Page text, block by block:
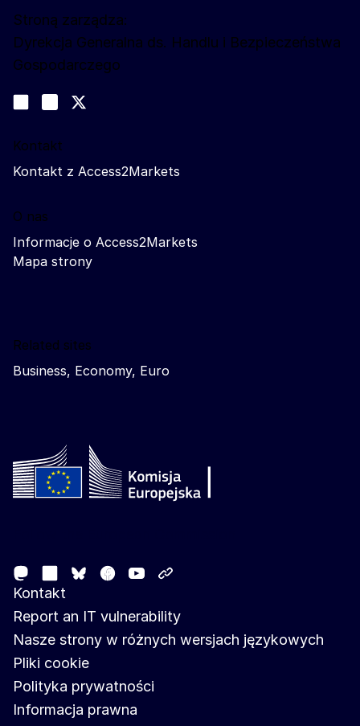
Stroną zarządza:
Dyrekcja Generalna ds. Handlu i Bezpieczeństwa
Gospodarczego
Join us on LinkedIn
Trade-Off podcast
Kontakt
Kontakt z Access2Markets
O nas
Informacje o Access2Markets
Mapa strony
Related sites
Business, Economy, Euro
MastodonLinkedIn
Bluesky
Facebook
Youtube
Kontakt
Report an IT vulnerability
Nasze strony w różnych wersjach językowych
Pliki cookie
Polityka prywatności
Informacja prawna